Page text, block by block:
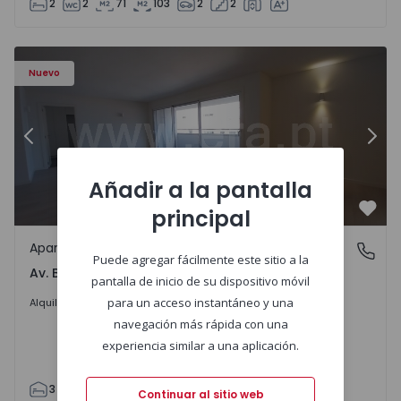
2 2 71 103 2 2
Nuevo
Apartamento T3 Porto, Av. Boavista - 1575472 - 5
Anterior
Av. Boavista, Porto
Apartamento
Av. Boavista, Porto
Alquilar 2.300 €/mes
3 142 2 4
Añadir a la pantalla
principal
Puede agregar fácilmente este sitio a la
pantalla de inicio de su dispositivo móvil
para un acceso instantáneo y una
navegación más rápida con una
experiencia similar a una aplicación.
Continuar al sitio web